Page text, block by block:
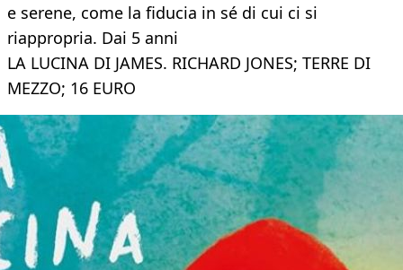
e serene, come la fiducia in sé di cui ci si
riappropria. Dai 5 anni
LA LUCINA DI JAMES. RICHARD JONES; TERRE DI
MEZZO; 16 EURO